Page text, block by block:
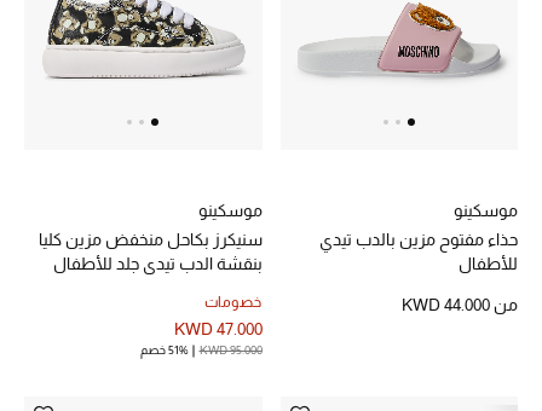
الأطفال
مستلزمات المنزل
نسوقوا أحدث ما وصلنا
موسكينو
حذاء مفتوح مزين بالدب تيدي
للأطفال
منKWD 44.000
موسكينو
سنيكرز بكاحل منخفض مزين كليا
بنقشة الدب تيدي جلد للأطفال
خصومات
KWD 47.000
KWD 95.000 51% خصم